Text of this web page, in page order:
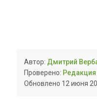
Автор: Дмитрий
Проверено:
Обновлено 12 июня